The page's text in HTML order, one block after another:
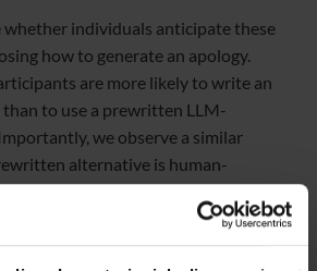
individuals anticipate these
how to generate an apology.
are more likely to write an
to use a prewritten LLM-
we observe a similar
alternative is human-
that individuals anticipate a
apologies per se, rather than a
origin. Consistent with this